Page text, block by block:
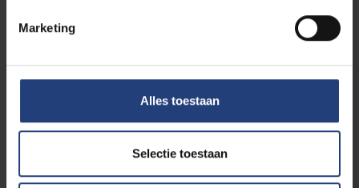
Marketing
Alles toestaan
Selectie toestaan
1050 Elsene
Bij elke sculptuur vind je een QR-code die naar
met je smartphone en ontdek alle verhalen.
Breng een hoofdtelefoon mee voor meer
luistercomfort.